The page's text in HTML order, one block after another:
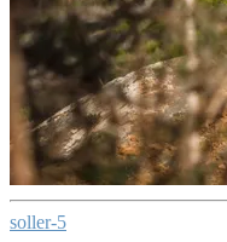
soller-5